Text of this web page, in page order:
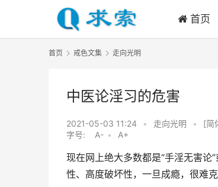
首页
首页 戒色文集 走向光明
中医论淫习的危害
2021-05-03 11:24 • 走向光明 • [简
字号:
A- • A+
现在网上绝大多数都是“手淫无害论
性、高度破坏性，一旦成瘾，很难